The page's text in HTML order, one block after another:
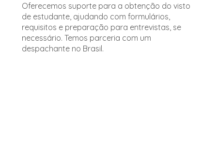
Oferecemos suporte para a obtenção do visto
de estudante, ajudando com formulários,
requisitos e preparação para entrevistas, se
necessário. Temos parceria com um
despachante no Brasil.